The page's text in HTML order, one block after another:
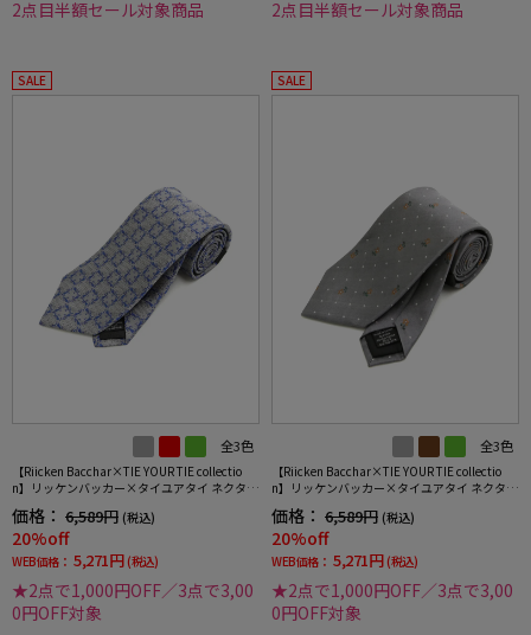
2点目半額セール対象商品 2点目半額セール対象商品
SALE
全3色
【Riicken Bacchar×TIE YOUR TIE collectio
n】リッケンバッカー×タイユアタイ ネクタイ
レギュラー シルク100% 小柄 RUCKEN BACCH
AR
価格： 6,589円 (税込)
20%off
WEB価格： 5,271円 (税込)
★2点で1,000円OFF／3点で3,00
0円OFF対象
SALE
全3色
【Riicken Bacchar×TIE YOUR TIE collectio
n】リッケンバッカー×タイユアタイ ネクタイ
レギュラー シルク100% 小柄 RUCKEN BACCH
AR
価格： 6,589円 (税込)
20%off
WEB価格： 5,271円 (税込)
★2点で1,000円OFF／3点で3,00
0円OFF対象